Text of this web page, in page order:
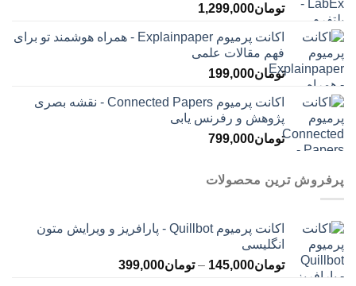
تومان1,299,000
اکانت پرمیوم Explainpaper - همراه هوشمند تو برای
فهم مقالات علمی
تومان199,000
اکانت پرمیوم Connected Papers - نقشه بصری
پژوهش و رفرنس یابی
تومان799,000
پرفروش ترین محصولات
اکانت پرمیوم Quillbot - پارافریز و ویرایش متون
انگلیسی
تومان145,000
– تومان399,000محدوده